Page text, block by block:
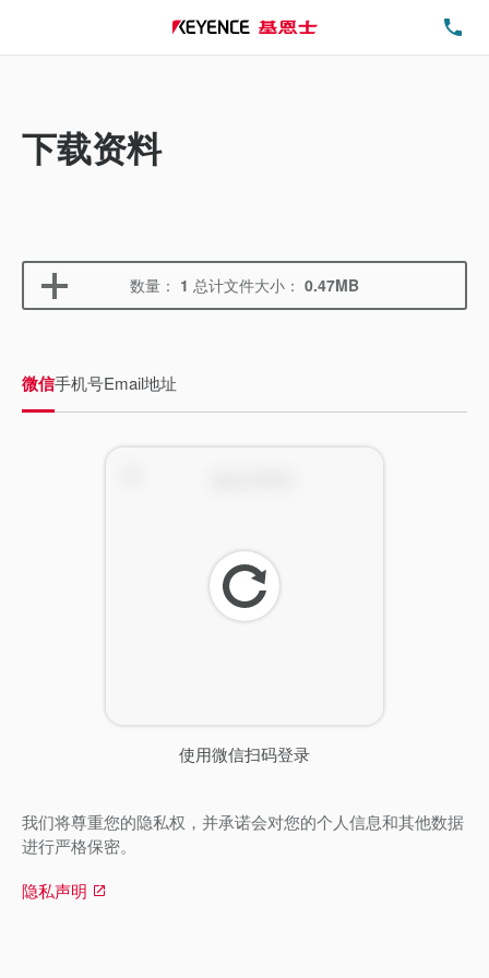
下载资料
数量： 1 总计文件大小： 0.47MB
微信手机号Email地址
使用微信扫码登录
刷
新
我们将尊重您的隐私权，并承诺会对您的个人信息和其他数据
进行严格保密。
隐私声明